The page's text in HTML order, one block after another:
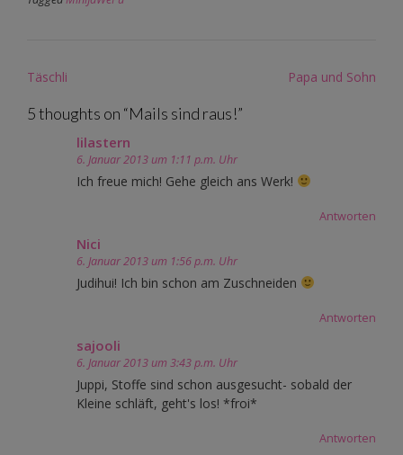
Post
Täschli Papa und Sohn
5 thoughts on “Mails sind raus!”
lilastern
6. Januar 2013 um 1:11 p.m. Uhr
Ich freue mich! Gehe gleich ans Werk!
Antworten
Nici
6. Januar 2013 um 1:56 p.m. Uhr
Judihui! Ich bin schon am Zuschneiden
Antworten
sajooli
6. Januar 2013 um 3:43 p.m. Uhr
Juppi, Stoffe sind schon ausgesucht- sobald der
Kleine schläft, geht's los! *froi*
Antworten